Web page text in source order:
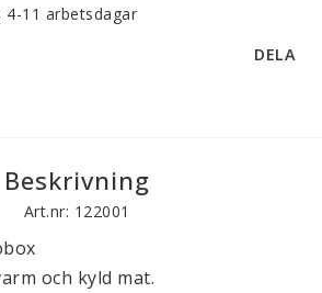
4-11 arbetsdagar
DELA
Beskrivning
Art.nr: 122001
och kyld mat.